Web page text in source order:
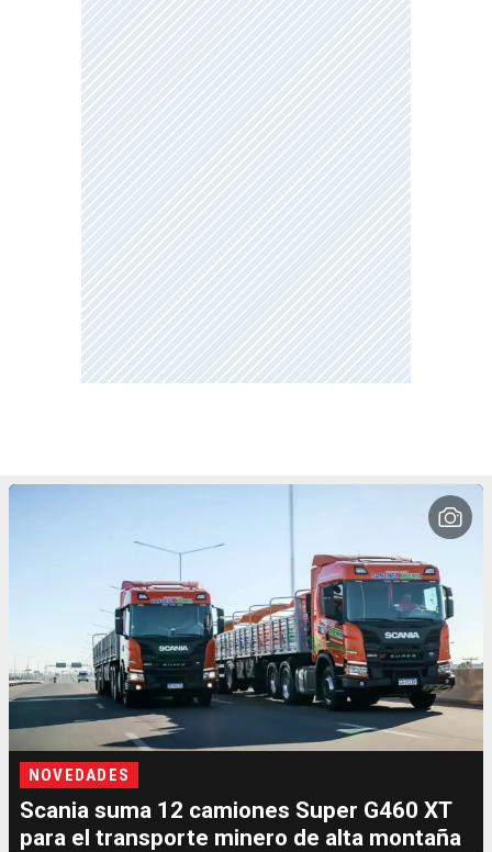
NOVEDADES
Scania suma 12 camiones Super G460 XT
para el transporte minero de alta montaña